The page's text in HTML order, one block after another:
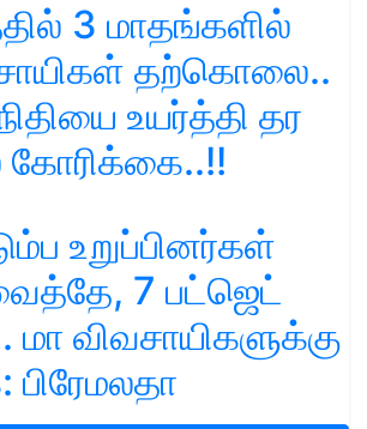
3 மாதங்களில்
தற்கொலை..
உயர்த்தி தர
கோரிக்கை..!!
உறுப்பினர்கள்
7 பட்ஜெட்
விவசாயிகளுக்கு